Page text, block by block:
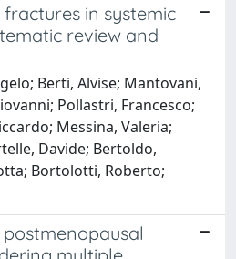
in systemic
review and
Berti, Alvise; Mantovani,
Pollastri, Francesco;
Messina, Valeria;
Davide; Bertoldo,
Bortolotti, Roberto;